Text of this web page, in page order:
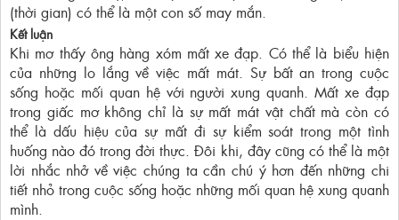
(thời gian) có thể là một con số may mắn.
Kết luận
Khi mơ thấy ông hàng xóm mất xe đạp. Có thể là biểu hiện
của những lo lắng về việc mất mát. Sự bất an trong cuộc
sống hoặc mối quan hệ với người xung quanh. Mất xe đạp
trong giấc mơ không chỉ là sự mất mát vật chất mà còn có
thể là dấu hiệu của sự mất đi sự kiểm soát trong một tình
huống nào đó trong đời thực. Đôi khi, đây cũng có thể là một
lời nhắc nhở về việc chúng ta cần chú ý hơn đến những chi
tiết nhỏ trong cuộc sống hoặc những mối quan hệ xung quanh
mình.